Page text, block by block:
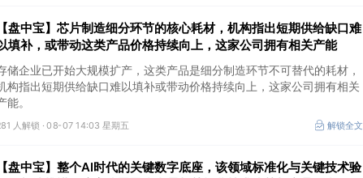
【盘中宝】芯片制造细分环节的核心耗材，机构指出短期供给缺口难
填补，或带动这类产品价格持续向上，这家公司拥有相关产能
储企业已开始大规模扩产，这类产品是细分制造环节不可替代的耗材，
构指出短期供给缺口难以填补或带动价格持续向上，这家公司拥有相关
能。
人解锁 ·08-07 14:03 星期五 解锁全文
【盘中宝】整个AI时代的关键数字底座，该领域标准化与关键技术验